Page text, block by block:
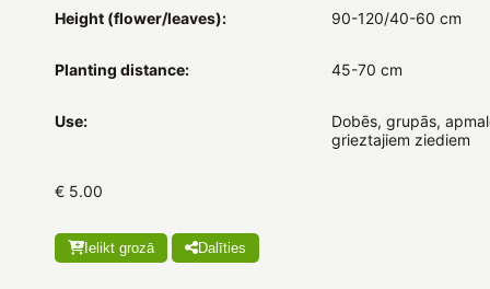
Height (flower/leaves): 90-120/40-60 cm
Planting distance: 45-70 cm
Use:
Dobēs, grupās,
grieztajiem ziediem
€ 5.00
Ielikt grozā Dalīties